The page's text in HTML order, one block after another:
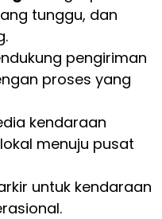
tunggu, dan
pengiriman
proses yang
kendaraan
menuju pusat
untuk kendaraan